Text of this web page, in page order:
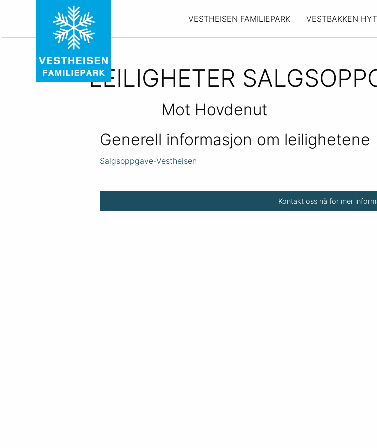
VESTHEISEN FAMILIEPARK VESTBAKKEN
LEILIGHETER
Mot Hovdenut
Generell informasjon om leilighetene
Salgsoppgave-Vestheisen
Kontakt oss nå for mer